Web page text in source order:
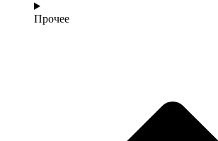
Прочее